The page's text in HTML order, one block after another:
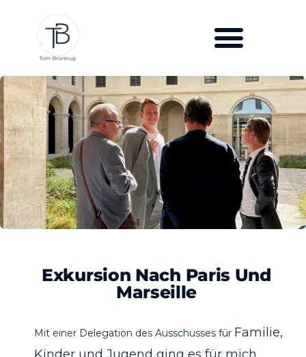
Exkursion Nach Paris Und
Marseille
Mit einer Delegation des Ausschusses für Familie,